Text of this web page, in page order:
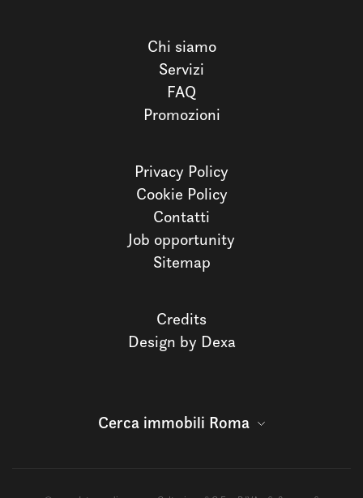
Chi siamo
Servizi
FAQ
Promozioni
Privacy Policy
Cookie Policy
Contatti
Job opportunity
Sitemap
Credits
Design by Dexa
Cerca immobili Roma